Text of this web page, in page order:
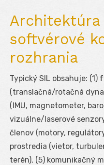
Architektúra
softvérové
rozhrania
Typický SIL obsahuje: (1)
(translačná/rotačná
(IMU, magnetometer,
vizuálne/laserové
členov (motory,
prostredia (vietor,
terén), (5) komunikačný